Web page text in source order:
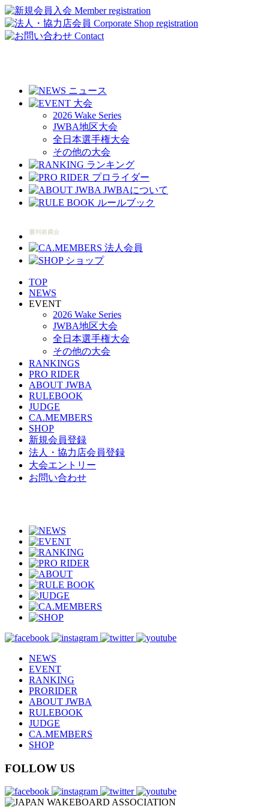
2026 Wake Series
JWBA地区大会
全日本選手権大会
その他の大会
TOP
NEWS
EVENT
2026 Wake Series
JWBA地区大会
全日本選手権大会
その他の大会
RANKINGS
PRO RIDER
ABOUT JWBA
RULEBOOK
JUDGE
CA.MEMBERS
SHOP
新規会員登録
法人・協力店会員登録
大会エントリー
お問い合わせ
NEWS
EVENT
RANKING
PRORIDER
ABOUT JWBA
RULEBOOK
JUDGE
CA.MEMBERS
SHOP
FOLLOW US